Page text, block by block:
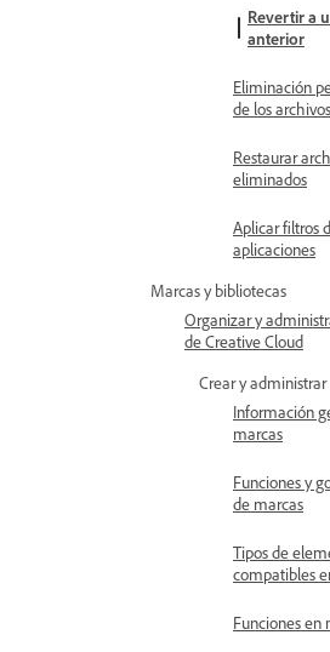
Revertir a
anterior
Eliminación
de los archivos
Restaurar
eliminados
Aplicar filtros
aplicaciones
Marcas y bibliotecas
Organizar y
de Creative Cloud
Crear y
Información
marcas
Funciones y
de marcas
Tipos de
compatibles
Funciones en